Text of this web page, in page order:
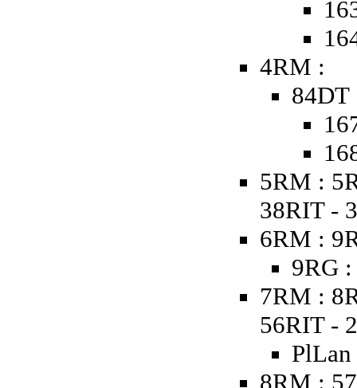
4RM :
84DT
5RM :
38RIT -
6RM :
9RG
7RM :
56RIT -
8RM :